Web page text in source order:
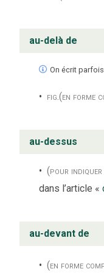
au-delà de
On écrit parfois
fig.(en forme
au-dessus
(pour
dans l’article «
au-devant de
(en forme